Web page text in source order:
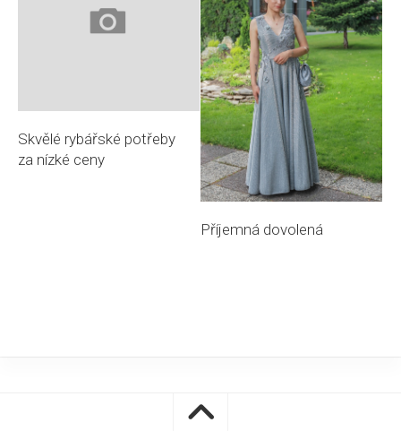
Skvělé rybářské potřeby
za nízké ceny
Příjemná dovolená